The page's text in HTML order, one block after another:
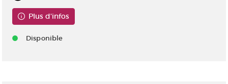
Plus d'infos
Disponible